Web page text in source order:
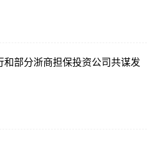
和部分浙商担保投资公司共谋发